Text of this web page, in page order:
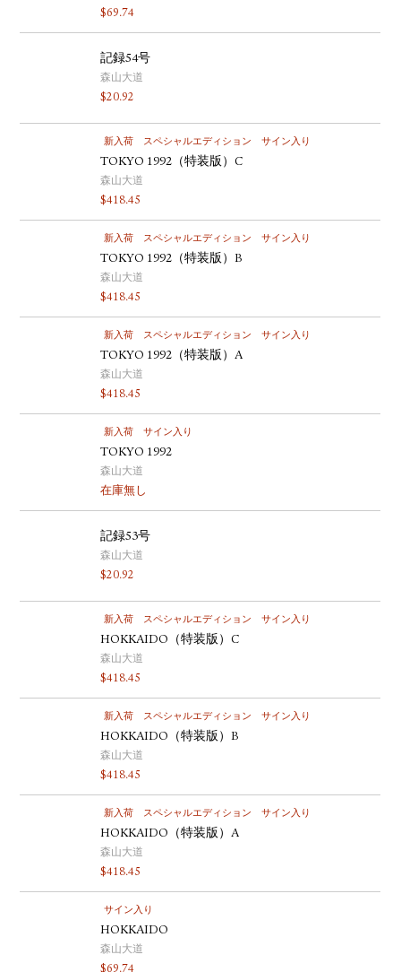
$69.74
記録54号
森山大道
$20.92
新入荷 スペシャルエディション サイン入り
TOKYO 1992（特装版）C
森山大道
$418.45
新入荷 スペシャルエディション サイン入り
TOKYO 1992（特装版）B
森山大道
$418.45
新入荷 スペシャルエディション サイン入り
TOKYO 1992（特装版）A
森山大道
$418.45
新入荷 サイン入り
TOKYO 1992
森山大道
在庫無し
記録53号
森山大道
$20.92
新入荷 スペシャルエディション サイン入り
HOKKAIDO（特装版）C
森山大道
$418.45
新入荷 スペシャルエディション サイン入り
HOKKAIDO（特装版）B
森山大道
$418.45
新入荷 スペシャルエディション サイン入り
HOKKAIDO（特装版）A
森山大道
$418.45
サイン入り
HOKKAIDO
森山大道